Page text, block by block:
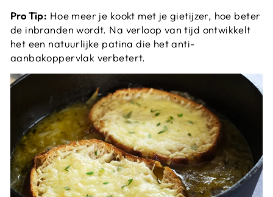
Pro Tip: Hoe meer je kookt met je gietijzer, hoe beter
de inbranden wordt. Na verloop van tijd ontwikkelt
het een natuurlijke patina die het anti-
aanbakoppervlak verbetert.